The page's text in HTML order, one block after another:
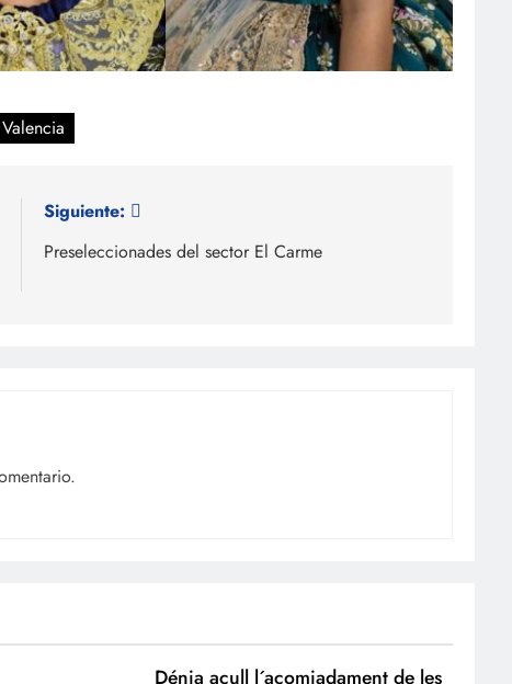
Valencia
Siguiente:
Preseleccionades del sector El Carme
Dénia acull l´acomiadament de les